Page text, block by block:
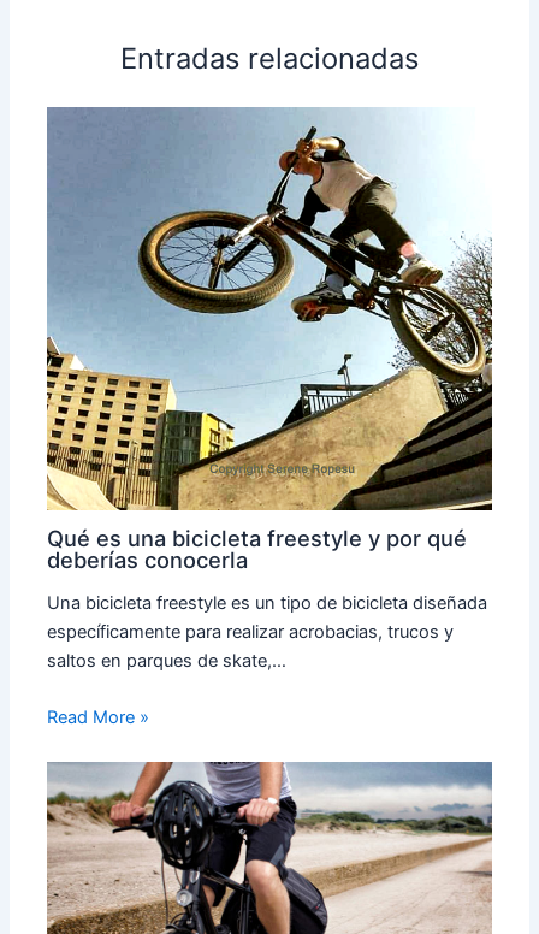
Entradas relacionadas
Qué es una bicicleta freestyle y por qué
deberías conocerla
Una bicicleta freestyle es un tipo de bicicleta diseñada
específicamente para realizar acrobacias, trucos y
saltos en parques de skate,…
Read More »